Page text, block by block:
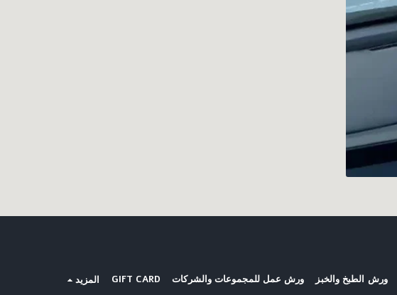
ورش الطبخ والخبز ورش عمل للمجموعات والشركات GIFT CARD المزيد